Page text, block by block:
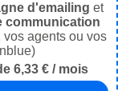
d'emailing et
communication
agents ou vos
6,33 € / mois